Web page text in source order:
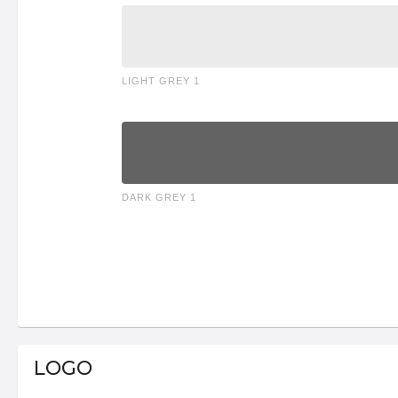
LIGHT GREY 1
DARK GREY 1
LOGO